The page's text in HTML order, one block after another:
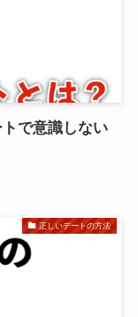
で意識しない
正しいデートの方法